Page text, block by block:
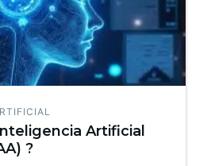
Artificial
?